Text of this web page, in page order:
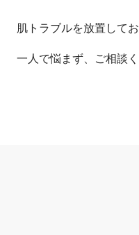
肌トラブルを放置して
一人で悩まず、ご相談